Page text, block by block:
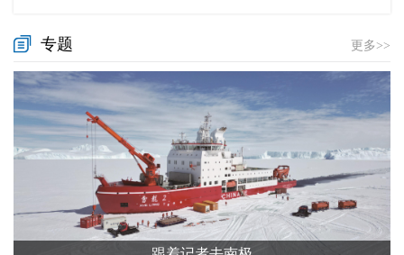
专题 更多>>